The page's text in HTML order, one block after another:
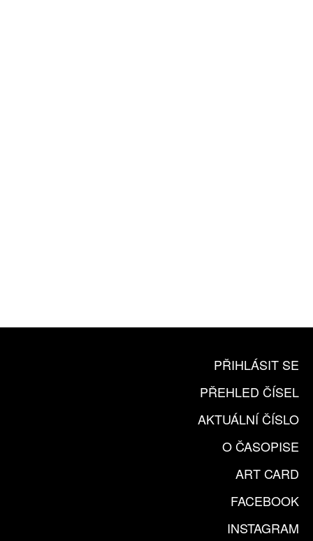
PŘIHLÁSIT SE
PŘEHLED ČÍSEL
AKTUÁLNÍ ČÍSLO
O ČASOPISE
ART CARD
FACEBOOK
INSTAGRAM